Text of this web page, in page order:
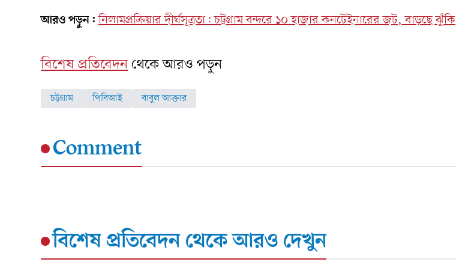
আরও পড়ুন: নিলামপ্রক্রিয়ার দীর্ঘসূত্রতা: চট্টগ্রাম বন্দরে ১০ হাজার কনটেইনারের জট, বাড়ছে ঝুঁকি
বিশেষ প্রতিবেদনথেকে আরও পড়ুন
চট্টগ্রাম পিবিআই বাবুল আক্তার
Comment
বিশেষ প্রতিবেদনথেকে আরও দেখুন